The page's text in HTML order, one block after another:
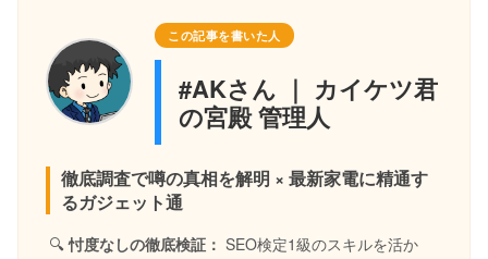
この記事を書いた人
#AKさん ｜ カイケツ君
の宮殿 管理人
徹底調査で噂の真相を解明 × 最新家電に精通す
るガジェット通
🔍忖度なしの徹底検証： SEO検定1級のスキルを活か